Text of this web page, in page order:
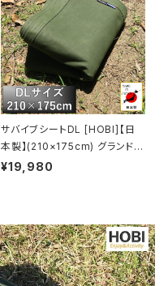
ーブドラブ/キャメルオレンジ【M
ADE IN JAPAN】
サバイブシートDL [HOBI]【日
本製】(210×175cm) グランドシ
ート プレミアム帆布(シャットル
火 ソロ 風避け マット 前幕 軍幕
オリーブドラブ [MADE IN JAP
AN]
¥19,980